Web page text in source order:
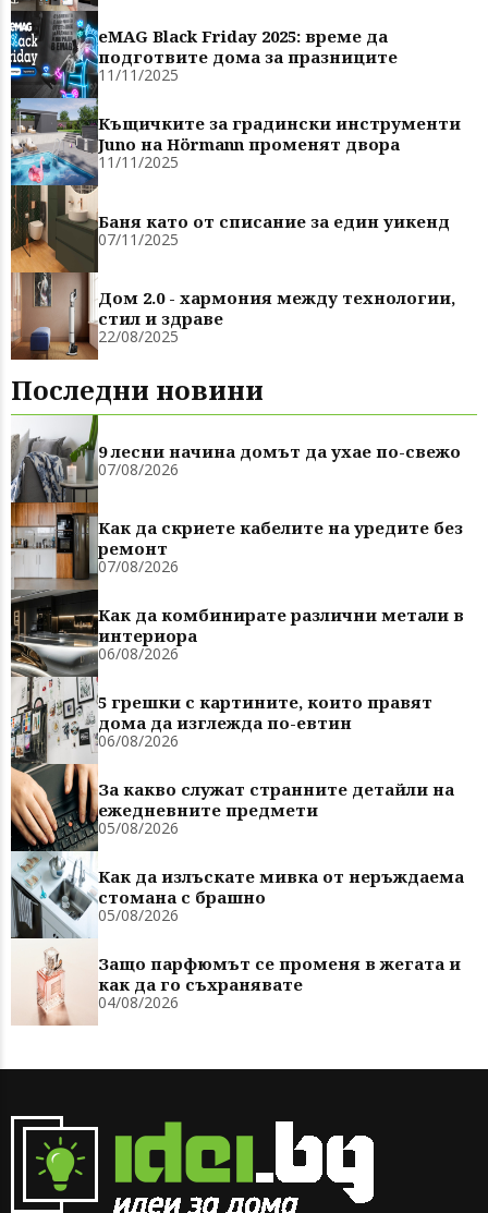
eMAG Black Friday 2025: време да
подготвите дома за празниците
11/11/2025
Къщичките за градински инструменти
Juno на Hörmann променят двора
11/11/2025
Баня като от списание за един уикенд
07/11/2025
Дом 2.0 - хармония между технологии,
стил и здраве
22/08/2025
Последни новини
9 лесни начина домът да ухае по-свежо
07/08/2026
Как да скриете кабелите на уредите без
ремонт
07/08/2026
Как да комбинирате различни метали в
интериора
06/08/2026
5 грешки с картините, които правят
дома да изглежда по-евтин
06/08/2026
За какво служат странните детайли на
ежедневните предмети
05/08/2026
Как да излъскате мивка от неръждаема
стомана с брашно
05/08/2026
Защо парфюмът се променя в жегата и
как да го съхранявате
04/08/2026